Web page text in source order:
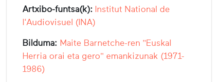
Artxibo-funtsa(k): Institut National de
l'Audiovisuel (INA)
Bilduma: Maite Barnetche-ren "Euskal
Herria orai eta gero" emankizunak (1971-
1986)